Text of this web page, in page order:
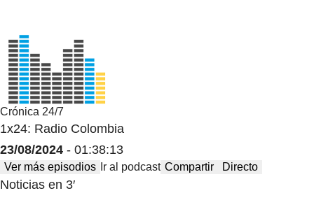
Crónica 24/7
1x24: Radio Colombia
23/08/2024 - 01:38:13
Ver más episodios Ir al podcast Compartir Directo
Noticias en 3′